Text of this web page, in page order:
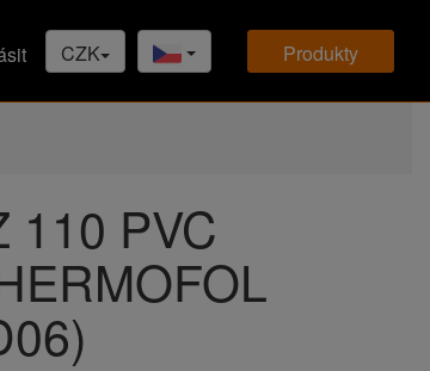
produkty
CZK
110 PVC